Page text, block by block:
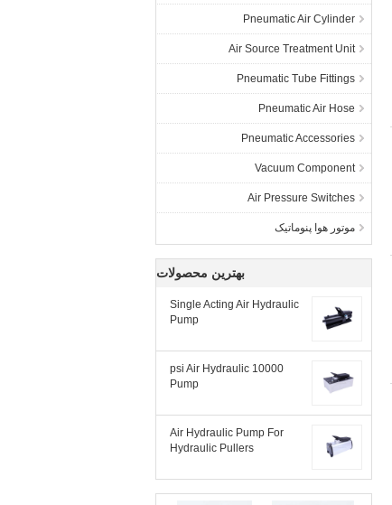
Pneumatic Air Cylinder
Air Source Treatment Unit
Pneumatic Tube Fittings
Pneumatic Air Hose
Pneumatic Accessories
Vacuum Component
Air Pressure Switches
موتور هوا پنوماتیک
بهترین محصولات
Single Acting Air Hydraulic
Pump
10000 psi Air Hydraulic
Pump
Air Hydraulic Pump For
Hydraulic Pullers